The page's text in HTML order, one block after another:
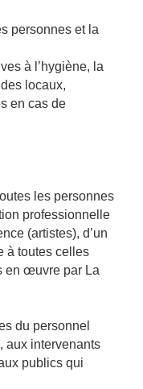
personnes et la
à l’hygiène, la
locaux,
en cas de
les personnes
professionnelle
(artistes), d’un
à toutes celles
en œuvre par La
du personnel
aux intervenants
publics qui